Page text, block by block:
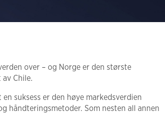
over – og Norge er den største
Chile.
suksess er den høye markedsverdien
håndteringsmetoder. Som nesten all annen